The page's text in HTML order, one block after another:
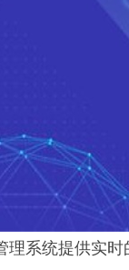
理系统提供实